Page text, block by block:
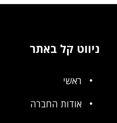
ניווט קל באתר
ראשי
אודות החברה